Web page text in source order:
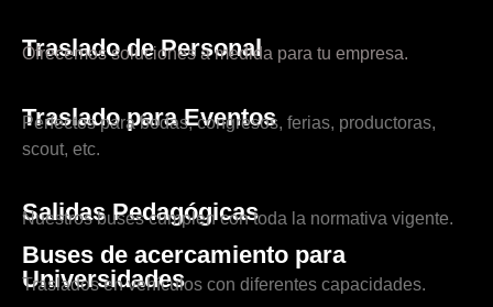
Traslado de Personal
Ofrecemos soluciones a medida para tu empresa.
Traslado para Eventos
Perfectos para bodas, congresos, ferias, productoras,
scout, etc.
Salidas Pedagógicas
Nuestros buses cumplen con toda la normativa vigente.
Buses de acercamiento para
Universidades
Traslados en vehículos con diferentes capacidades.